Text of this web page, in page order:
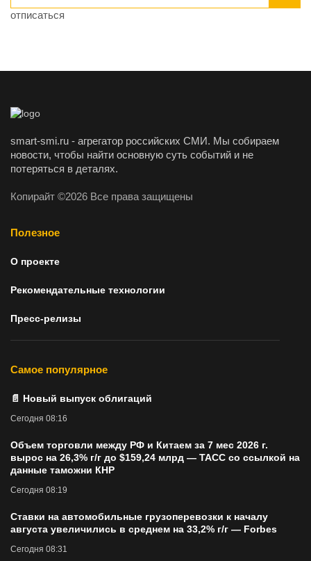
отписаться
smart-smi.ru - агрегатор российских СМИ. Мы собираем
новости, чтобы найти основную суть событий и не
потеряться в деталях.
Копирайт ©2026 Все права защищены
Полезное
О проекте
Рекомендательные технологии
Пресс-релизы
Самое популярное
📄 Новый выпуск облигаций
Сегодня 08:16
Объем торговли между РФ и Китаем за 7 мес 2026 г.
вырос на 26,3% г/г до $159,24 млрд — ТАСС со ссылкой на
данные таможни КНР
Сегодня 08:19
Cтавки на автомобильные грузоперевозки к началу
августа увеличились в среднем на 33,2% г/г — Forbes
Сегодня 08:31